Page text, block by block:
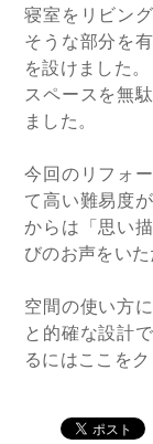
寝室をリビン
そうな部分を
を設けました。
スペースを無
ました。
今回のリフォ
て高い難易度
からは「思い
びのお声をいた
空間の使い方
と的確な設計
るにはここを